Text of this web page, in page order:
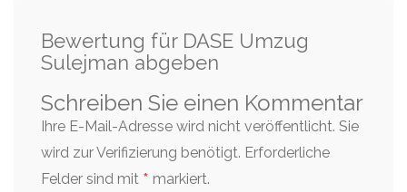
Bewertung für DASE Umzug
Sulejman abgeben
Schreiben Sie einen Kommentar
Ihre E-Mail-Adresse wird nicht veröffentlicht. Sie
wird zur Verifizierung benötigt. Erforderliche
Felder sind mit * markiert.